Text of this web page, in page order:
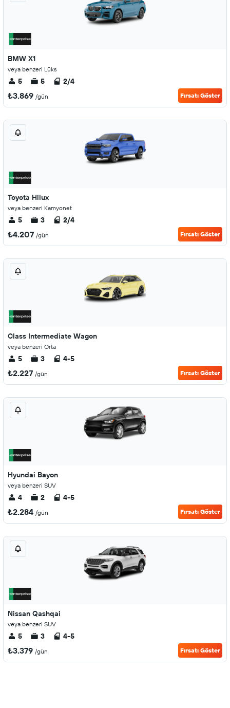
BMW X1
veya benzeri Lüks
5 5 2/4
₺3.869 /gün Fırsatı Göster
Toyota Hilux
veya benzeri Kamyonet
5 3 2/4
₺4.207 /gün Fırsatı Göster
Class Intermediate Wagon
veya benzeri Orta
5 3 4-5
₺2.227 /gün Fırsatı Göster
Hyundai Bayon
veya benzeri SUV
4 2 4-5
₺2.284 /gün Fırsatı Göster
Nissan Qashqai
veya benzeri SUV
5 3 4-5
₺3.379 /gün Fırsatı Göster